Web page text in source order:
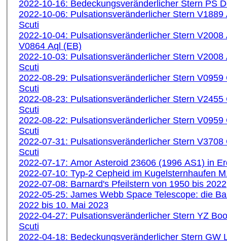
2022-10-16: Bedeckungsveränderlicher Stern PS
2022-10-06: Pulsationsveränderlicher Stern V1889
Scuti
2022-10-04: Pulsationsveränderlicher Stern V2008
V0864 Aql (EB)
2022-10-03: Pulsationsveränderlicher Stern V2008
Scuti
2022-08-29: Pulsationsveränderlicher Stern V0959
Scuti
2022-08-23: Pulsationsveränderlicher Stern V2455
Scuti
2022-08-22: Pulsationsveränderlicher Stern V0959
Scuti
2022-07-31: Pulsationsveränderlicher Stern V3708
Scuti
2022-07-17: Amor Asteroid 23606 (1996 AS1) in
2022-07-10: Typ-2 Cepheid im Kugelsternhaufen
2022-07-08: Barnard's Pfeilstern von 1950 bis 2022
2022-05-25: James Webb Space Telescope: die
2022 bis 10. Mai 2023
2022-04-27: Pulsationsveränderlicher Stern YZ
Scuti
2022-04-18: Bedeckungsveränderlicher Stern GW